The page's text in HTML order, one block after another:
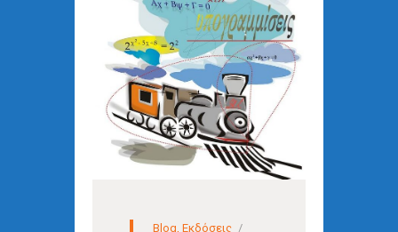
Blog,Εκδόσεις